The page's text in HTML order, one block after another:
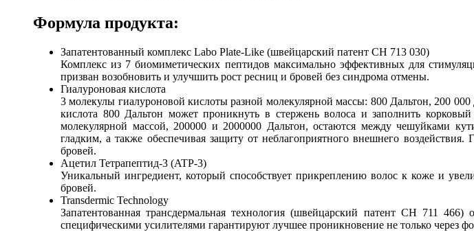
Формула продукта:
Запатентованный комплекс Labo Plate-Like (швейцарский патент CH 713 030)
Комплекс из 7 биомиметических пептидов максимально эффективных для
призван возобновить и улучшить рост ресниц и бровей без синдрома отмены.
Гиалуроновая кислота
3 молекулы гиалуроновой кислоты разной молекулярной массы: 800 Дальтон, 200
кислота 800 Дальтон может проникнуть в стержень волоса и заполнить
молекулярной массой, 200000 и 2000000 Дальтон, остаются между чешуйками
гладким, а также обеспечивая защиту от неблагоприятного внешнего
бровей.
Ацетил Тетрапептид-3 (ATP-3)
Уникальный ингредиент, который способствует прикреплению волос к коже и
бровей.
Transdermic Technology
Запатентованная трансдермальная технология (швейцарский патент CH 711
специфическими усилителями гарантируют лучшее проникновение не только через